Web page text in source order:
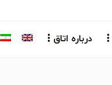
درباره اتاق